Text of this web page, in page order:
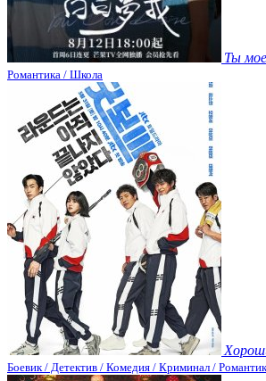
Ты
Романтика / Школа
Боевик / Детектив / Комедия / Криминал /